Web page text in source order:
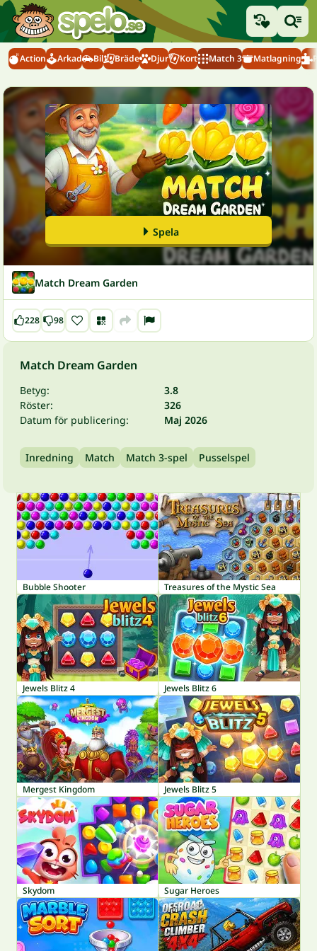
Action Arkad Bil Bräde Djur Kort Match 3 Matlagning
Spela
Match Dream Garden
228 98
Match Dream Garden
Betyg:
3.8
Röster:
326
Datum för publicering:
Maj 2026
Inredning Match Match 3-spel Pusselspel
Bubble Shooter Treasures of the Mystic Sea
Jewels Blitz 4 Jewels Blitz 6
Mergest Kingdom Jewels Blitz 5
Skydom Sugar Heroes